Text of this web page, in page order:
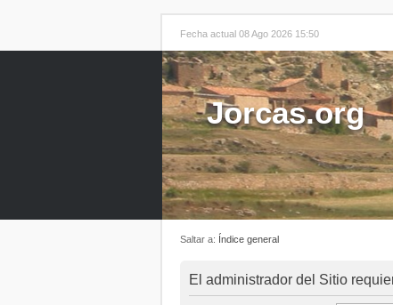
Fecha actual 08 Ago 2026 15:50
Jorcas.org
Saltar a: Índice general
El administrador del Sitio